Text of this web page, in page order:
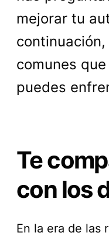
mejorar tu
comunes
puedes
Te
con los
En la era de las